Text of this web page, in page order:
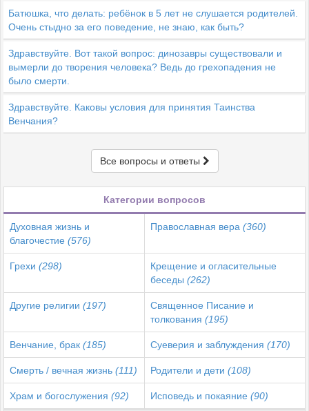
Батюшка, что делать: ребёнок в 5 лет не слушается родителей.
Очень стыдно за его поведение, не знаю, как быть?
Здравствуйте. Вот такой вопрос: динозавры существовали и
вымерли до творения человека? Ведь до грехопадения не
было смерти.
Здравствуйте. Каковы условия для принятия Таинства
Венчания?
Все вопросы и ответы
Категории вопросов
Духовная жизнь и
благочестие (576)
Православная вера (360)
Грехи (298)
Крещение и огласительные
беседы (262)
Другие религии (197)
Священное Писание и
толкования (195)
Венчание, брак (185) Суеверия и заблуждения (170)
Смерть / вечная жизнь (111) Родители и дети (108)
Храм и богослужения (92) Исповедь и покаяние (90)